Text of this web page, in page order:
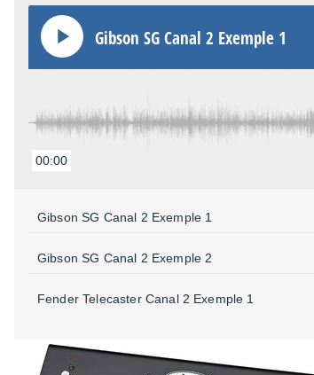
Gibson SG Canal 2 Exemple 1
00:00
Gibson SG Canal 2 Exemple 1
Gibson SG Canal 2 Exemple 2
Fender Tele­cas­ter Canal 2 Exemple 1